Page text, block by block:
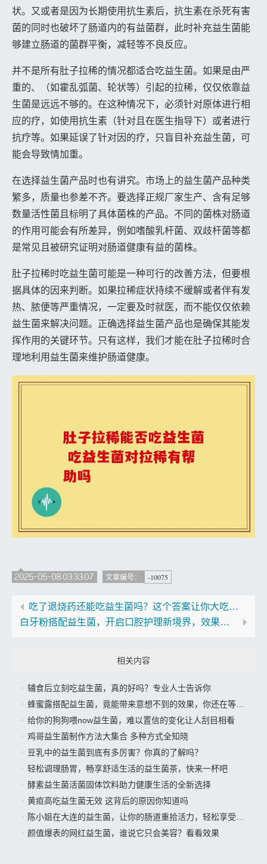
状。又或者是因为长期使用抗生素后，抗生素在杀死有害
菌的同时也破坏了肠道内的有益菌群，此时补充益生菌能
够建立肠道的菌群平衡，减轻等不良反应。
并不是所有肚子拉稀的情况都适合吃益生菌。如果是由严
重的、（如霍乱弧菌、轮状等）引起的拉稀，仅仅依靠益
生菌是远远不够的。在这种情况下，必须针对原体进行相
应的疗，如使用抗生素（针对且在医生指导下）或者进行
抗疗等。如果延误了针对因的疗，只盲目补充益生菌，可
能会导致情加重。
在选择益生菌产品时也有讲究。市场上的益生菌产品种类
繁多，质量也参差不齐。要选择正规厂家生产、含有足够
数量活性菌且标明了具体菌株的产品。不同的菌株对肠道
的作用可能会有所差异，例如嗜酸乳杆菌、双歧杆菌等都
是常见且被研究证明对肠道健康有益的菌株。
肚子拉稀时吃益生菌可能是一种可行的改善方法，但要根
据具体的因来判断。如果拉稀症状持续不缓解或者伴有发
热、脓便等严重情况，一定要及时就医，而不能仅仅依赖
益生菌来解决问题。正确选择益生菌产品也是确保其能发
挥作用的关键环节。只有这样，我们才能在肚子拉稀时合
理地利用益生菌来维护肠道健康。
2025-05-08 03:33:07 文章编号： -10075
吃了退烧药还能吃益生菌吗？这个答案让你大吃一惊
白牙粉搭配益生菌，开启口腔护理新境界，效果让你意想不到
相关内容
辅食后立刻吃益生菌，真的好吗？专业人士告诉你
蜂蜜露搭配益生菌，竟能带来意想不到的效果，你还在等什么？
给你的狗狗喂now益生菌，难以置信的变化让人刮目相看
鸡哥益生菌制作方法大集合 多种方式全知晓
豆乳中的益生菌到底有多厉害？你真的了解吗？
轻松调理肠胃，畅享舒适生活的益生菌茶，快来一杯吧
酵素益生菌活菌固体饮料助力健康生活的全新选择
黄疸高吃益生菌无效 这背后的原因你知道吗
陈小姐在大连的益生菌，让你的肠道重拾活力，轻松享受美好生活”
颜值爆表的网红益生菌，谁说它只会美容？看看效果